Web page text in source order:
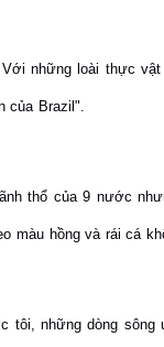
những loài thực
của Brazil".
thổ của 9 nước
màu hồng và rái cá
tôi, những dòng